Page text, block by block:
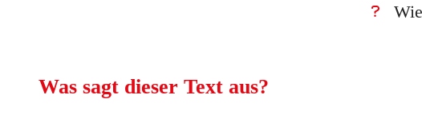
Was sagt dieser Text aus?